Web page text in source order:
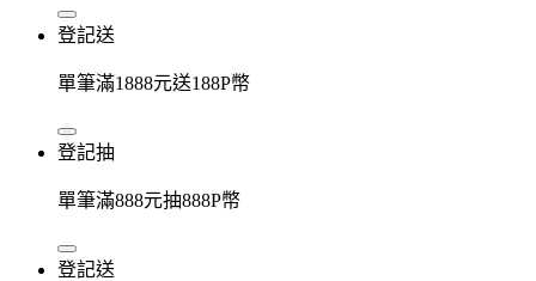
登記送
單筆滿1888元送188P幣
登記抽
單筆滿888元抽888P幣
登記送